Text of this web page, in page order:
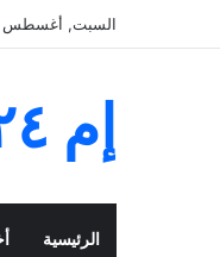
السبت, أغسطس 8 2026
إم ٢٤ برس
الرئيسية